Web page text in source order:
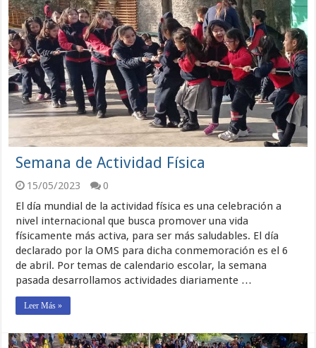
Semana de Actividad Física
15/05/2023
0
El día mundial de la actividad física es una celebración a
nivel internacional que busca promover una vida
físicamente más activa, para ser más saludables. El día
declarado por la OMS para dicha conmemoración es el 6
de abril. Por temas de calendario escolar, la semana
pasada desarrollamos actividades diariamente …
Leer Más »